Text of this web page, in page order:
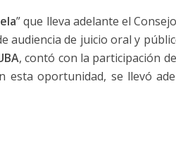
” que lleva adelante el
de juicio oral y
, contó con la participación
esta oportunidad, se llevó